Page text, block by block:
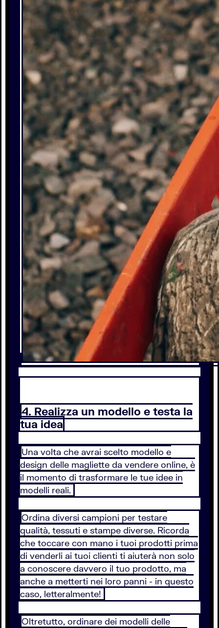
4. Realizza un modello e testa la
tua idea
Una volta che avrai scelto modello e
design delle magliette da vendere online, è
il momento di trasformare le tue idee in
modelli reali.
Ordina diversi campioni per testare
qualità, tessuti e stampe diverse. Ricorda
che toccare con mano i tuoi prodotti prima
di venderli ai tuoi clienti ti aiuterà non solo
a conoscere davvero il tuo prodotto, ma
anche a metterti nei loro panni - in questo
caso, letteralmente!
Oltretutto, ordinare dei modelli delle